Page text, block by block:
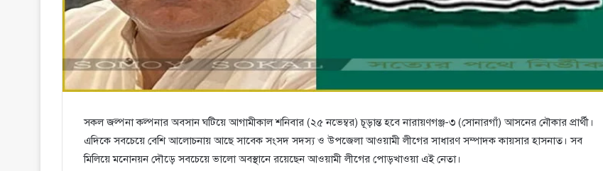
সকল জল্পনা কল্পনার অবসান ঘটিয়ে আগামীকাল শনিবার (২৫ নভেম্বর) চূড়ান্ত হবে নারায়ণগঞ্জ-৩ (সোনারগাঁ) আসনের নৌকার প্রার্থী।
এদিকে সবচেয়ে বেশি আলোচনায় আছে সাবেক সংসদ সদস্য ও উপজেলা আওয়ামী লীগের সাধারণ সম্পাদক কায়সার হাসনাত। সব
মিলিয়ে মনোনয়ন দৌড়ে সবচেয়ে ভালো অবস্থানে রয়েছেন আওয়ামী লীগের পোড়খাওয়া এই নেতা।